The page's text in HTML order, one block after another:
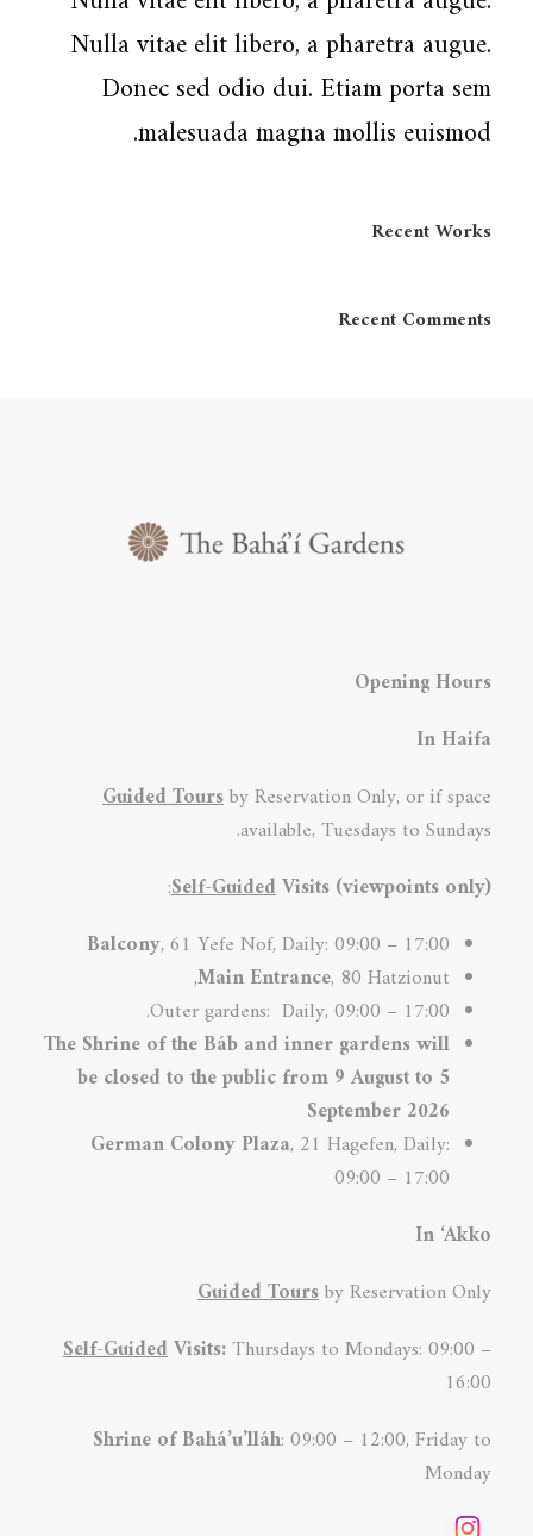
Nulla vitae elit libero, a pharetra augue.
Donec sed odio dui. Etiam porta sem
malesuada magna mollis euismod.
Recent Works
Recent Comments
Opening Hours
In Haifa
Guided Toursby Reservation Only, or if space
available, Tuesdays to Sundays.
Self-GuidedVisits (viewpoints only)
:
Balcony, 61 Yefe Nof, Daily: 09:00 – 17:00
Main Entrance, 80 Hatzionut,
Outer gardens: Daily, 09:00 – 17:00.
The Shrine of the Báb and inner gardens will
be closed to the public from 9 August to 5
September 2026
German Colony Plaza, 21 Hagefen, Daily:
09:00 – 17:00
In ‘Akko
Guided Toursby Reservation Only
Self-GuidedVisits:Thursdays to Mondays: 09:00 –
16:00
Shrine of Bahá’u’lláh: 09:00 – 12:00, Friday to
Monday